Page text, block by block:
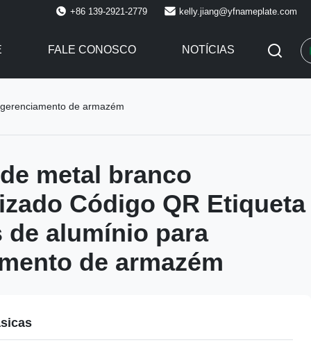
+86 139-2921-2779 kelly.jiang@yfnameplate.com
FALE CONOSCO NOTÍCIAS
de armazém
metal branco
Código QR Etiqueta
de alumínio para
de armazém